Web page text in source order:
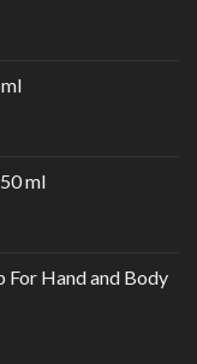
ml
For Hand and Body